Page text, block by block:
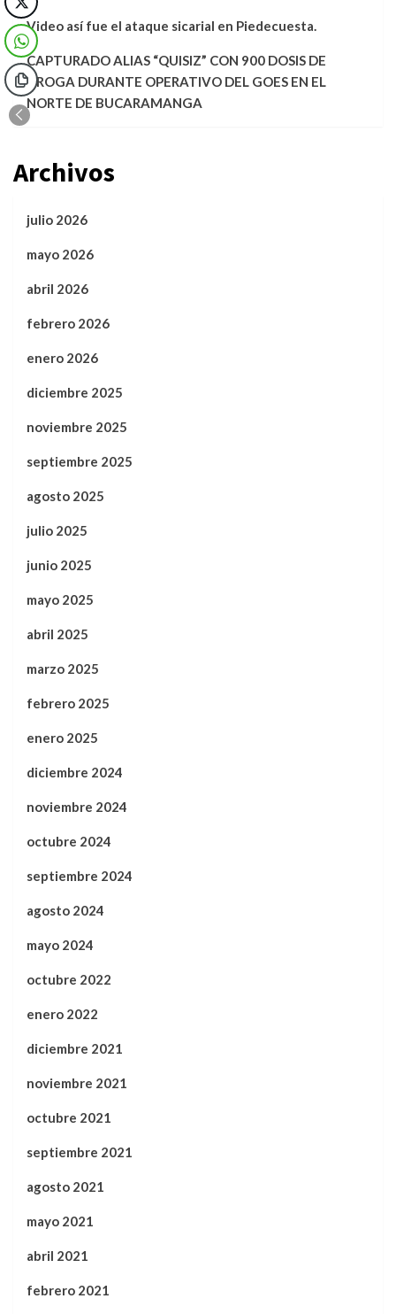
Video así fue el ataque sicarial en Piedecuesta.
CAPTURADO ALIAS “QUISIZ” CON 900 DOSIS DE
DROGA DURANTE OPERATIVO DEL GOES EN EL
NORTE DE BUCARAMANGA
Archivos
julio 2026
mayo 2026
abril 2026
febrero 2026
enero 2026
diciembre 2025
noviembre 2025
septiembre 2025
agosto 2025
julio 2025
junio 2025
mayo 2025
abril 2025
marzo 2025
febrero 2025
enero 2025
diciembre 2024
noviembre 2024
octubre 2024
septiembre 2024
agosto 2024
mayo 2024
octubre 2022
enero 2022
diciembre 2021
noviembre 2021
octubre 2021
septiembre 2021
agosto 2021
mayo 2021
abril 2021
febrero 2021